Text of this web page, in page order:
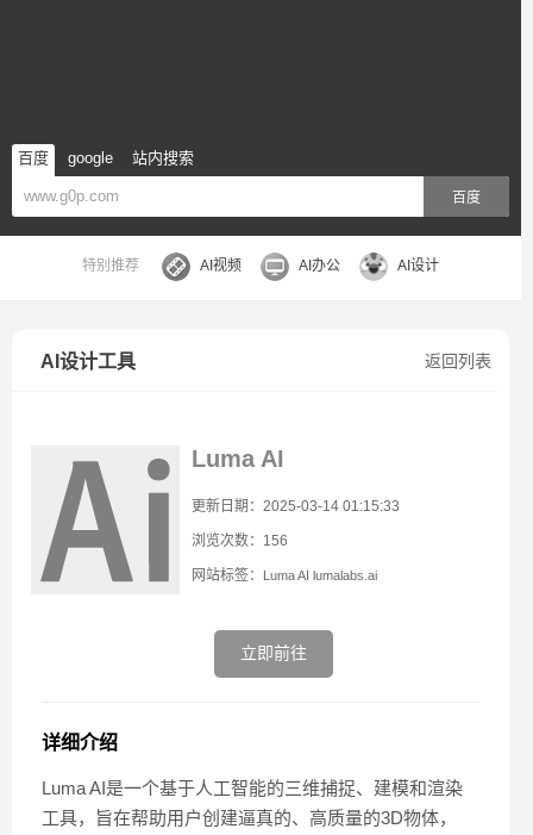
百度 google 站内搜索
百度
特别推荐 AI视频 AI办公 AI设计
返回列表
AI设计工具
Luma AI
更新日期：2025-03-14 01:15:33
浏览次数：156
网站标签： Luma AI lumalabs.ai
立即前往
详细介绍
Luma AI是一个基于人工智能的三维捕捉、建模和渲染
工具，旨在帮助用户创建逼真的、高质量的3D物体，